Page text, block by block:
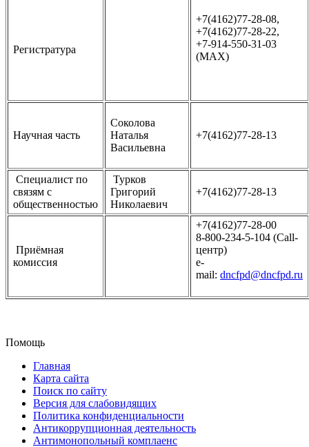
Регистратура
+7(4162)77-28-08,
+7(4162)77-28-22,
+7-914-550-31-03
(MAX)
Научная часть
Соколова
Наталья
Васильевна
+7(4162)77-28-13
Специалист по
связям с
общественностью
Турков
Григорий
Николаевич
+7(4162)77-28-13
Приёмная
комиссия
+7(4162)77-28-00
8-800-234-5-104 (Call-
центр)
e-
mail: dncfpd@dncfpd.ru
Помощь
Главная
Карта сайта
Поиск по сайту
Версия для слабовидящих
Политика конфиденциальности
Антикоррупционная деятельность
Антимонопольный комплаенс